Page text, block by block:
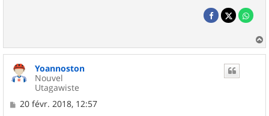
a
Yoannoston
Nouvel
Utagawiste
M
20 févr. 2018, 12:57